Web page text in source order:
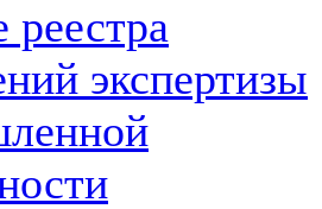
реестра
экспертизы